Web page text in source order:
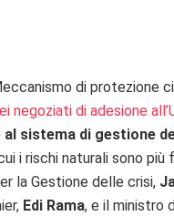
di protezione
negoziati di adesione
sistema di gestione
i rischi naturali sono più
la Gestione delle crisi,
Edi Rama, e il ministro